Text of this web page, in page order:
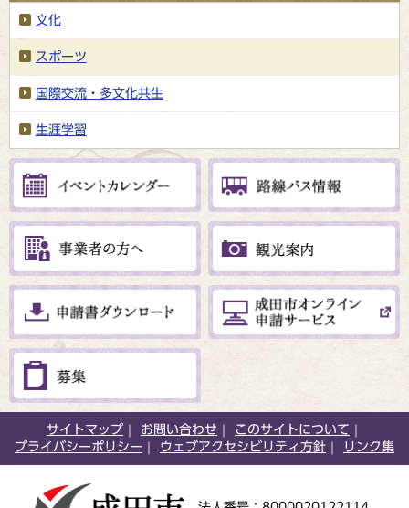
文化
スポーツ
国際交流・多文化共生
生涯学習
サイトマップ お問い合わせ
このサイトについて
プライバシーポリシー
ウェブアクセシビリティ方針 リンク集